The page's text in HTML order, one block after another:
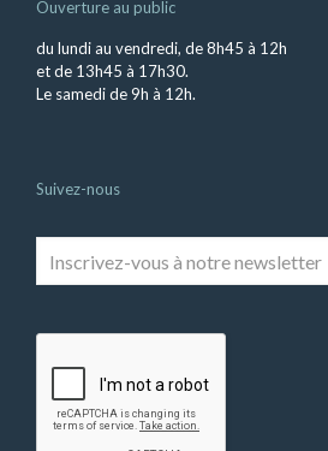
Ouverture au public
du lundi au vendredi, de 8h45 à 12h
et de 13h45 à 17h30.
Le samedi de 9h à 12h.
Suivez-nous
vous
notre